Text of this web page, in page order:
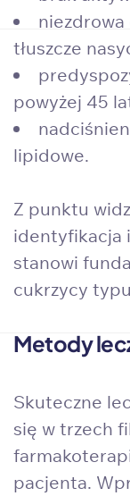
tłuszcze
powyżej 45
lipidowe.
Z punktu
identyfikacja
stanowi
cukrzycy
Metody
Skuteczne
się w trzech
pacjenta.